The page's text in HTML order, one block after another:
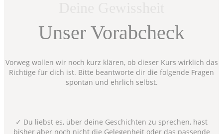
Unser Vorabcheck
Vorweg wollen wir noch kurz klären, ob dieser Kurs wirklich das
Richtige für dich ist. Bitte beantworte dir die folgende Fragen
spontan und ehrlich selbst.
✓ Du liebst es, über deine Geschichten zu sprechen, hast
bisher aber noch nicht die Gelegenheit oder das passende